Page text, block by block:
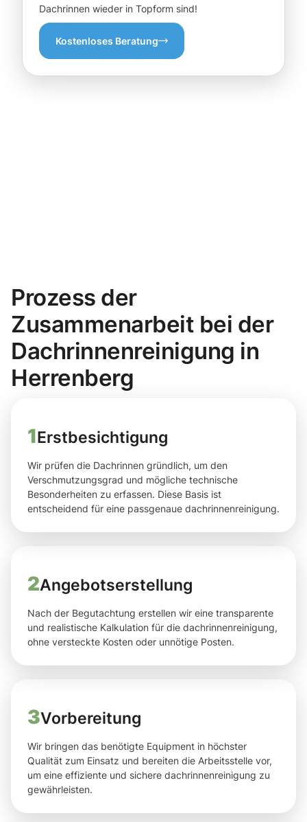
Dachrinnen wieder in Topform sind!
Kostenloses Beratung
Prozess der
Zusammenarbeit bei der
Dachrinnenreinigung in
Herrenberg
1Erstbesichtigung
Wir prüfen die Dachrinnen gründlich, um den
Verschmutzungsgrad und mögliche technische
Besonderheiten zu erfassen. Diese Basis ist
entscheidend für eine passgenaue dachrinnenreinigung.
2Angebotserstellung
Nach der Begutachtung erstellen wir eine transparente
und realistische Kalkulation für die dachrinnenreinigung,
ohne versteckte Kosten oder unnötige Posten.
3Vorbereitung
Wir bringen das benötigte Equipment in höchster
Qualität zum Einsatz und bereiten die Arbeitsstelle vor,
um eine effiziente und sichere dachrinnenreinigung zu
gewährleisten.